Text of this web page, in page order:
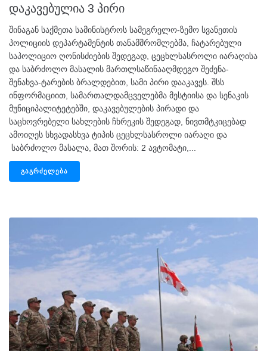
დაკავებულია 3 პირი
შინაგან საქმეთა სამინისტროს სამეგრელო-ზემო სვანეთის
პოლიციის დეპარტამენტის თანამშრომლებმა, ჩატარებული
საპოლიციო ღონისძიების შედეგად, ცეცხლსასროლი იარაღისა
და საბრძოლო მასალის მართლსაწინააღმდეგო შეძენა-
შენახვა-ტარების ბრალდებით, სამი პირი დააკავეს. შსს
ინფორმაციით, სამართალდამცველებმა მესტიისა და სენაკის
მუნიციპალიტეტებში, დაკავებულების პირადი და
საცხოვრებელი სახლების ჩხრეკის შედეგად, ნივთმტკიცებად
ამოიღეს სხვადასხვა ტიპის ცეცხლსასროლი იარაღი და
საბრძოლო მასალა, მათ შორის: 2 ავტომატი,...
ᲒᲐᲒᲠᲫᲔᲚᲔᲑᲐ